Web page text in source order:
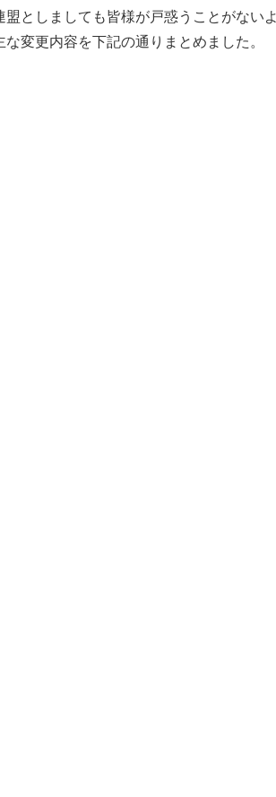
としましても皆様が戸惑うことがない
変更内容を下記の通りまとめました。